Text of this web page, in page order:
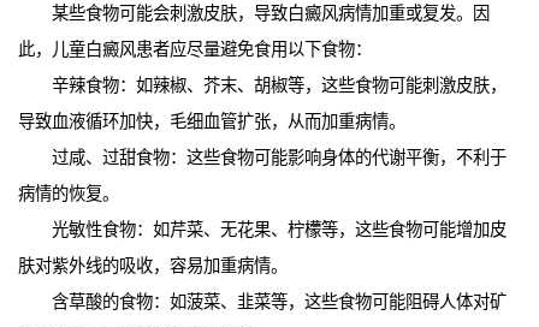
某些食物可能会刺激皮肤，导致白癜风病情加重或复发。因
此，儿童白癜风患者应尽量避免食用以下食物：
辛辣食物：如辣椒、芥末、胡椒等，这些食物可能刺激皮肤，
导致血液循环加快，毛细血管扩张，从而加重病情。
过咸、过甜食物：这些食物可能影响身体的代谢平衡，不利于
病情的恢复。
光敏性食物：如芹菜、无花果、柠檬等，这些食物可能增加皮
肤对紫外线的吸收，容易加重病情。
含草酸的食物：如菠菜、韭菜等，这些食物可能阻碍人体对矿